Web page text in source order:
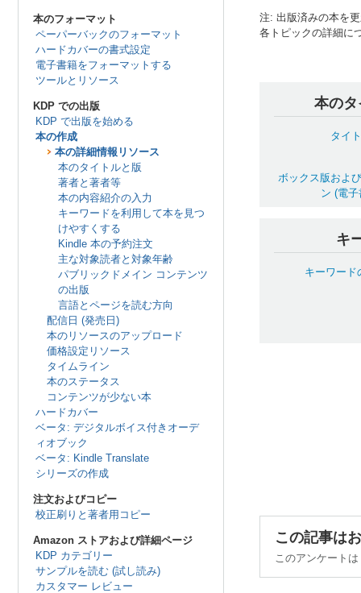
本のフォーマット
ペーパーバックのフォーマット
ハードカバーの書式設定
電子書籍をフォーマットする
ツールとリソース
KDP での出版
KDP で出版を始める
本の作成
本の詳細情報リソース
本のタイトルと版
著者と著者等
本の内容紹介の入力
キーワードを利用して本を見つ
けやすくする
Kindle 本の予約注文
主な対象読者と対象年齢
パブリックドメイン コンテンツ
の出版
言語とページを読む方向
配信日 (発売日)
本のリソースのアップロード
価格設定リソース
タイムライン
本のステータス
コンテンツが少ない本
ハードカバー
ベータ: デジタルボイス付きオーデ
ィオブック
ベータ: Kindle Translate
シリーズの作成
注文およびコピー
校正刷りと著者用コピー
Amazon ストアおよび詳細ページ
KDP カテゴリー
サンプルを読む (試し読み)
カスタマー レビュー
注: 出版済みの本を
各トピックの詳細に
本の
タイ
ボックス版およ
ン (電
キ
キーワード
この記事は
このアンケート